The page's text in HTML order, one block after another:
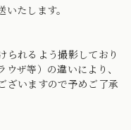
たします。
れるよう撮影しており
ザ等）の違いにより、
ざいますので予めご了承